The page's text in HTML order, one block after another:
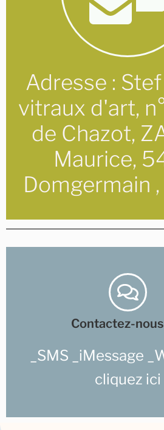
Adresse :
vitraux d'art,
de Chazot,
Maurice,
Domgermain ,
Contactez-
_SMS _iMessage
cliquez ici
Utilisez le
uniquement
image